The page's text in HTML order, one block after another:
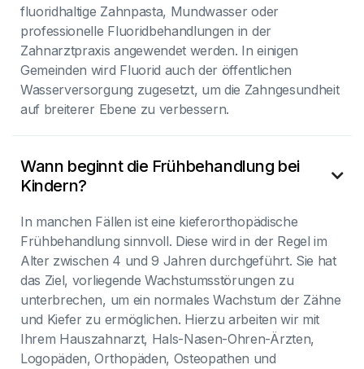
fluoridhaltige Zahnpasta, Mundwasser oder
professionelle Fluoridbehandlungen in der
Zahnarztpraxis angewendet werden. In einigen
Gemeinden wird Fluorid auch der öffentlichen
Wasserversorgung zugesetzt, um die Zahngesundheit
auf breiterer Ebene zu verbessern.
Wann beginnt die Frühbehandlung bei
Kindern?

In manchen Fällen ist eine kieferorthopädische
Frühbehandlung sinnvoll. Diese wird in der Regel im
Alter zwischen 4 und 9 Jahren durchgeführt. Sie hat
das Ziel, vorliegende Wachstumsstörungen zu
unterbrechen, um ein normales Wachstum der Zähne
und Kiefer zu ermöglichen. Hierzu arbeiten wir mit
Ihrem Hauszahnarzt, Hals-Nasen-Ohren-Ärzten,
Logopäden, Orthopäden, Osteopathen und